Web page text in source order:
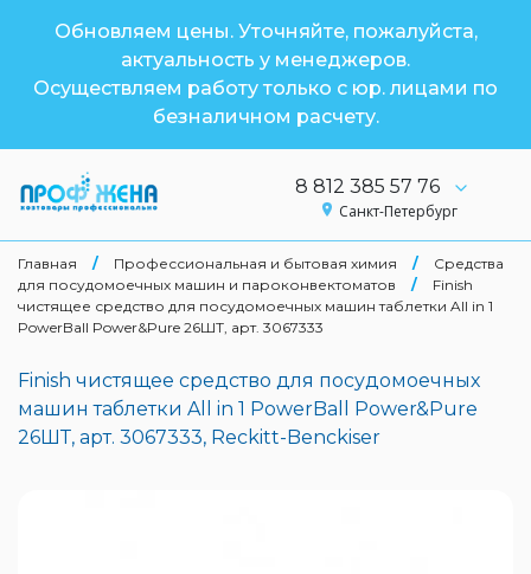
Обновляем цены. Уточняйте, пожалуйста,
актуальность у менеджеров.
Осуществляем работу только с юр. лицами по
безналичном расчету.
8 812 385 57 76
Санкт-Петербург
Главная / Профессиональная и бытовая химия /
Средства
для посудомоечных машин и пароконвектоматов
/
Finish
чистящее средство для посудомоечных машин таблетки All in 1
PowerBall Power&Pure 26ШТ, арт. 3067333
Finish чистящее средство для посудомоечных
машин таблетки All in 1 PowerBall Power&Pure
26ШТ, арт. 3067333, Reckitt-Benckiser